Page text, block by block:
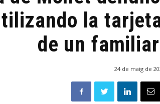
la
de un
24 de maig de